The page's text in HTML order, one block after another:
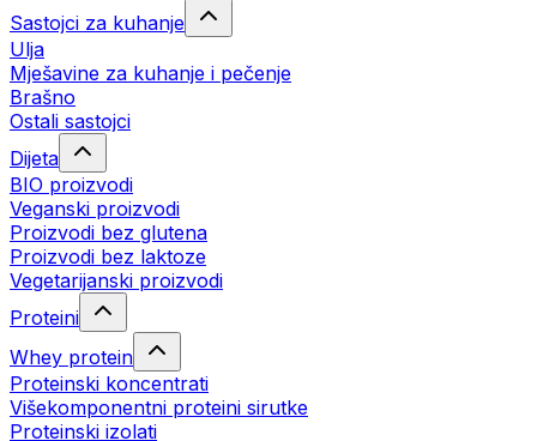
Sastojci za kuhanje
Ulja
Mješavine za kuhanje i pečenje
Brašno
Ostali sastojci
Dijeta
BIO proizvodi
Veganski proizvodi
Proizvodi bez glutena
Proizvodi bez laktoze
Vegetarijanski proizvodi
Proteini
Whey protein
Proteinski koncentrati
Višekomponentni proteini sirutke
Proteinski izolati